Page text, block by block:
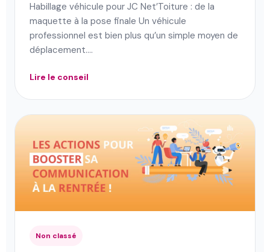
Habillage véhicule pour JC Net’Toiture : de la
maquette à la pose finale Un véhicule
professionnel est bien plus qu’un simple moyen de
déplacement.…
Lire le conseil
Non classé